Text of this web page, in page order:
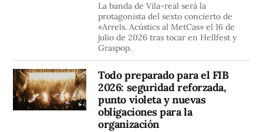
La banda de Vila-real será la
protagonista del sexto concierto de
«Arrels. Acústics al MetCas» el 16 de
julio de 2026 tras tocar en Hellfest y
Graspop.
Todo preparado para el FIB
2026: seguridad reforzada,
punto violeta y nuevas
obligaciones para la
organización